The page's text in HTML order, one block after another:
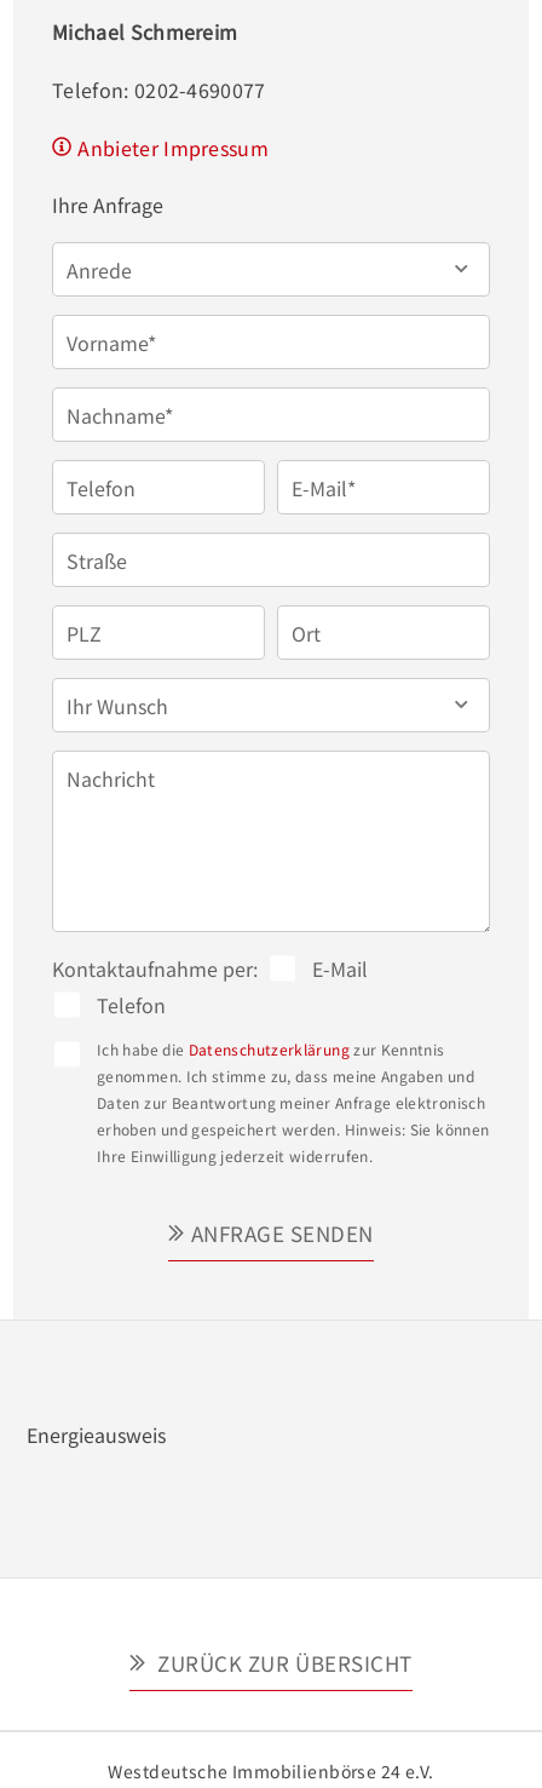
eingesehen werden.
Michael Schmereim
Telefon: 0202-4690077
Anbieter Impressum
Ihre Anfrage
Anrede
Vorname*
Nachname*
Telefon E-Mail*
Straße
PLZ Ort
Ihr Wunsch
Nachricht
Kontaktaufnahme per:
E-Mail
Telefon
Ich habe die Datenschutzerklärungzur Kenntnis
genommen. Ich stimme zu, dass meine Angaben und
Daten zur Beantwortung meiner Anfrage elektronisch
erhoben und gespeichert werden. Hinweis: Sie können
Ihre Einwilligung jederzeit widerrufen.
ANFRAGE SENDEN
Energieausweis
ZURÜCK ZUR ÜBERSICHT
Westdeutsche Immobilienbörse 24 e.V.